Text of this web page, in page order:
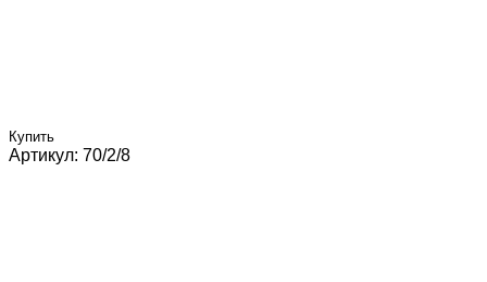
Купить
Артикул: 70/2/8